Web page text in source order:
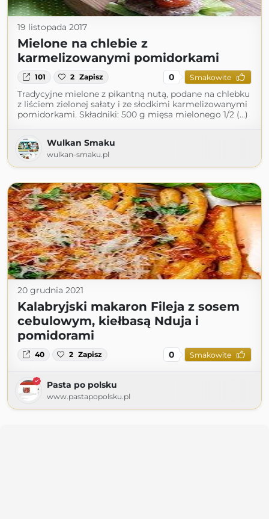
19 listopada 2017
Mielone na chlebie z
karmelizowanymi pomidorkami
101 2 Zapisz 0 Smakowite
Tradycyjne mielone z pikantną nutą, podane na chlebku
z liściem zielonej sałaty i ze słodkimi karmelizowanymi
pomidorkami. Składniki: 500 g mięsa mielonego 1/2 (...)
Wulkan Smaku
wulkan-smaku.pl
20 grudnia 2021
Kalabryjski makaron Fileja z sosem
cebulowym, kiełbasą Nduja i
pomidorami
40 2 Zapisz 0 Smakowite
Pasta po polsku
www.pastapopolsku.pl